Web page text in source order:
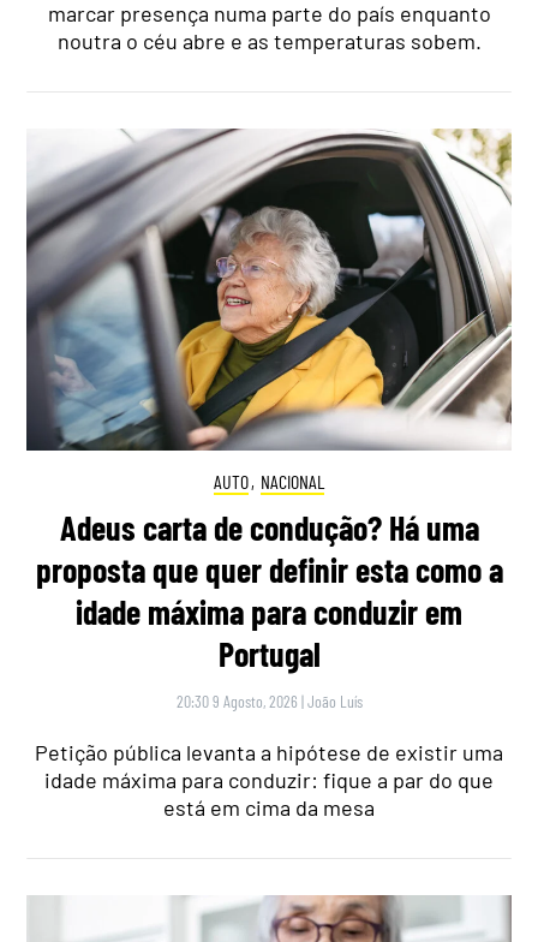
marcar presença numa parte do país enquanto
noutra o céu abre e as temperaturas sobem.
AUTO, NACIONAL
Adeus carta de condução? Há uma
proposta que quer definir esta como a
idade máxima para conduzir em
Portugal
20:30 9 Agosto, 2026 |João Luís
Petição pública levanta a hipótese de existir uma
idade máxima para conduzir: fique a par do que
está em cima da mesa